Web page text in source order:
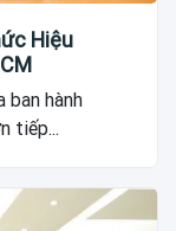
Hiệu
ban hành
tiếp...